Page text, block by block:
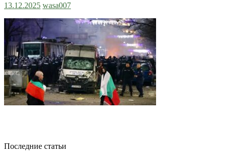
13.12.2025 wasa007
Последние статьи